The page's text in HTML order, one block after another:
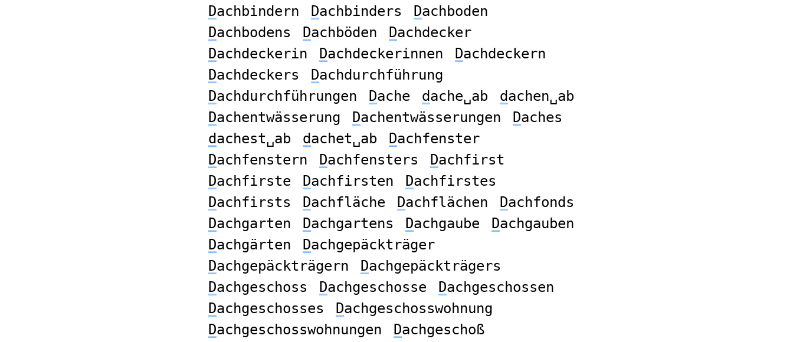
Dachbindern Dachbinders Dachboden
Dachbodens Dachböden Dachdecker
Dachdeckerin Dachdeckerinnen Dachdeckern
Dachdeckers Dachdurchführung
Dachdurchführungen Dache dache␣ab dachen␣ab
Dachentwässerung Dachentwässerungen Daches
dachest␣ab dachet␣ab Dachfenster
Dachfenstern Dachfensters Dachfirst
Dachfirste Dachfirsten Dachfirstes
Dachfirsts Dachfläche Dachflächen Dachfonds
Dachgarten Dachgartens Dachgaube Dachgauben
Dachgärten Dachgepäckträger
Dachgepäckträgern Dachgepäckträgers
Dachgeschoss Dachgeschosse Dachgeschossen
Dachgeschosses Dachgeschosswohnung
Dachgeschosswohnungen Dachgeschoß